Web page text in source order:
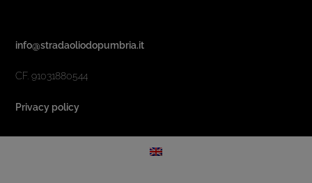
info@stradaoliodopumbria.it
CF. 91031880544
Privacy policy